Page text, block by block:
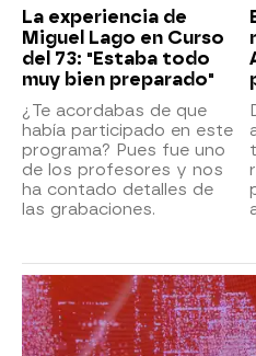
La experiencia de
Miguel Lago en Curso
del 73: "Estaba todo
muy bien preparado"
¿Te acordabas de que
había participado en este
programa? Pues fue uno
de los profesores y nos
ha contado detalles de
las grabaciones.